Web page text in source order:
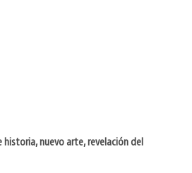
historia, nuevo arte, revelación del